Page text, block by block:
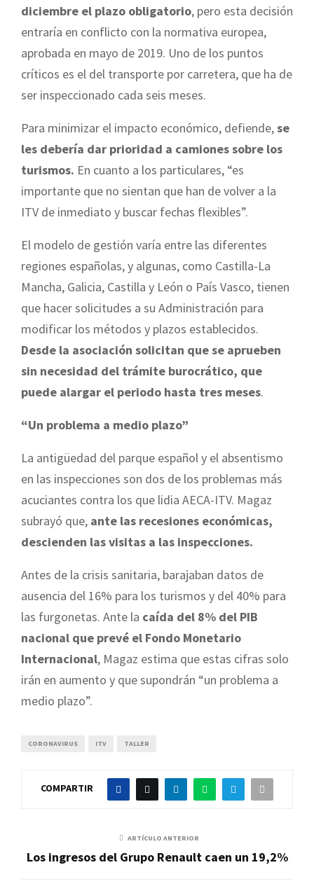
diciembre el plazo obligatorio, pero esta decisión
entraría en conflicto con la normativa europea,
aprobada en mayo de 2019. Uno de los puntos
críticos es el del transporte por carretera, que ha de
ser inspeccionado cada seis meses.
Para minimizar el impacto económico, defiende,se
les debería dar prioridad a camiones sobre los
turismos. En cuanto a los particulares, “es
importante que no sientan que han de volver a la
ITV de inmediato y buscar fechas flexibles”.
El modelo de gestión varía entre las diferentes
regiones españolas, y algunas, como Castilla-La
Mancha, Galicia, Castilla y León o País Vasco, tienen
que hacer solicitudes a su Administración para
modificar los métodos y plazos establecidos.
Desde la asociación solicitan que se aprueben
sin necesidad del trámite burocrático, que
puede alargar el periodo hasta tres meses.
“Un problema a medio plazo”
La antigüedad del parque español y el absentismo
en las inspecciones son dos de los problemas más
acuciantes contra los que lidia AECA-ITV. Magaz
subrayó que, ante las recesiones económicas,
descienden las visitas a las inspecciones.
Antes de la crisis sanitaria, barajaban datos de
ausencia del 16% para los turismos y del 40% para
las furgonetas. Ante la caída del 8% del PIB
nacional que prevé el Fondo Monetario
Internacional, Magaz estima que estas cifras solo
irán en aumento y que supondrán “un problema a
medio plazo”.
CORONAVIRUS ITV TALLER
COMPARTIR
ARTÍCULO ANTERIOR
Los ingresos del Grupo Renault caen un 19,2%